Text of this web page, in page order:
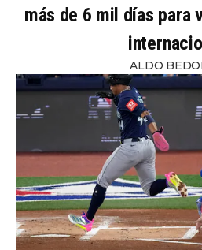
más de 6 mil días para
ALDO